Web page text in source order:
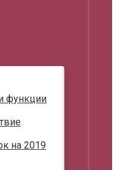
функции
на 2019